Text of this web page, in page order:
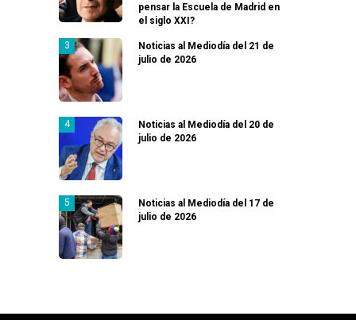
pensar la Escuela de Madrid en
el siglo XXI?
Noticias al Mediodía del 21 de
julio de 2026
Noticias al Mediodía del 20 de
julio de 2026
Noticias al Mediodía del 17 de
julio de 2026